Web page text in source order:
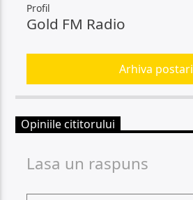
Profil
Gold FM Radio
Arhiva postari
Opiniile cititorului
Lasa un raspuns